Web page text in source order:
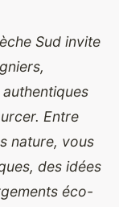
Sud invite
Entre
nature, vous
des idées
éco-